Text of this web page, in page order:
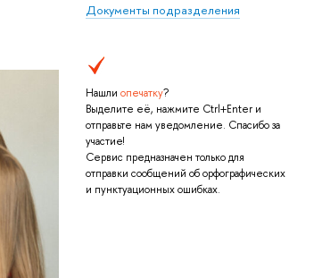
Документы подразделения
Нашли опечатку?
Выделите её, нажмите Ctrl+Enter и
отправьте нам уведомление. Спасибо за
участие!
Сервис предназначен только для
отправки сообщений об орфографических
и пунктуационных ошибках.